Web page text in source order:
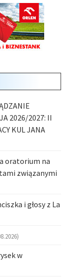
2026/2027: II
KUL JANA
oratorium na
związanymi
i głosy z La
w